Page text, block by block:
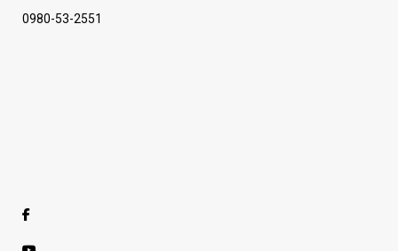
0980-53-2551